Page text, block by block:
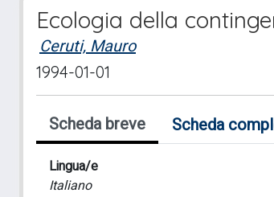
Ecologia della
Ceruti, Mauro
1994-01-01
Scheda breve Scheda
Lingua/e
Italiano